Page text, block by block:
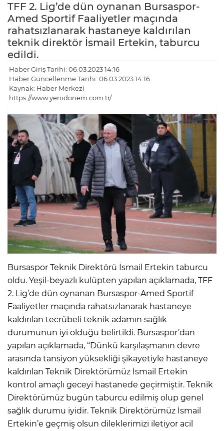
TFF 2. Lig’de dün oynanan Bursaspor-
Amed Sportif Faaliyetler maçında
rahatsızlanarak hastaneye kaldırılan
teknik direktör İsmail Ertekin, taburcu
edildi.
Haber Giriş Tarihi: 06.03.2023 14:16
Haber Güncellenme Tarihi: 06.03.2023 14:16
Kaynak: Haber Merkezi
https://www.yenidonem.com.tr/
Bursaspor Teknik Direktörü İsmail Ertekin taburcu
oldu. Yeşil-beyazlı kulüpten yapılan açıklamada, TFF
2. Lig’de dün oynanan Bursaspor-Amed Sportif
Faaliyetler maçında rahatsızlanarak hastaneye
kaldırılan tecrübeli teknik adamın sağlık
durumunun iyi olduğu belirtildi. Bursaspor’dan
yapılan açıklamada, “Dünkü karşılaşmanın devre
arasında tansiyon yüksekliği şikayetiyle hastaneye
kaldırılan Teknik Direktörümüz İsmail Ertekin
kontrol amaçlı geceyi hastanede geçirmiştir. Teknik
Direktörümüz bugün taburcu edilmiş olup genel
sağlık durumu iyidir. Teknik Direktörümüz İsmail
Ertekin’e geçmiş olsun dileklerimizi iletiyor acil